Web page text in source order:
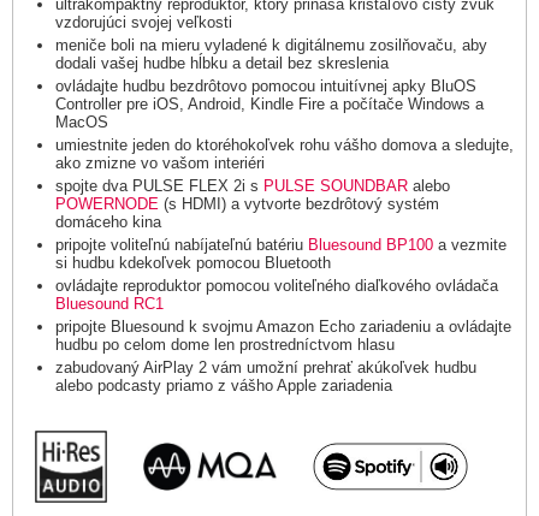
ultrakompaktný reproduktor, ktorý prináša krištáľovo čistý zvuk
vzdorujúci svojej veľkosti
meniče boli na mieru vyladené k digitálnemu zosilňovaču, aby
dodali vašej hudbe hĺbku a detail bez skreslenia
ovládajte hudbu bezdrôtovo pomocou intuitívnej apky BluOS
Controller pre iOS, Android, Kindle Fire a počítače Windows a
MacOS
umiestnite jeden do ktoréhokoľvek rohu vášho domova a sledujte,
ako zmizne vo vašom interiéri
spojte dva PULSE FLEX 2i s PULSE SOUNDBAR alebo
POWERNODE (s HDMI) a vytvorte bezdrôtový systém
domáceho kina
pripojte voliteľnú nabíjateľnú batériu Bluesound BP100 a vezmite
si hudbu kdekoľvek pomocou Bluetooth
ovládajte reproduktor pomocou voliteľného diaľkového ovládača
Bluesound RC1
pripojte Bluesound k svojmu Amazon Echo zariadeniu a ovládajte
hudbu po celom dome len prostredníctvom hlasu
zabudovaný AirPlay 2 vám umožní prehrať akúkoľvek hudbu
alebo podcasty priamo z vášho Apple zariadenia